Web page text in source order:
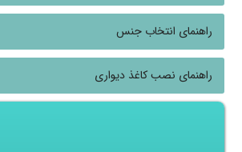
راهنمای انتخاب جنس
راهنمای نصب کاغذ دیواری